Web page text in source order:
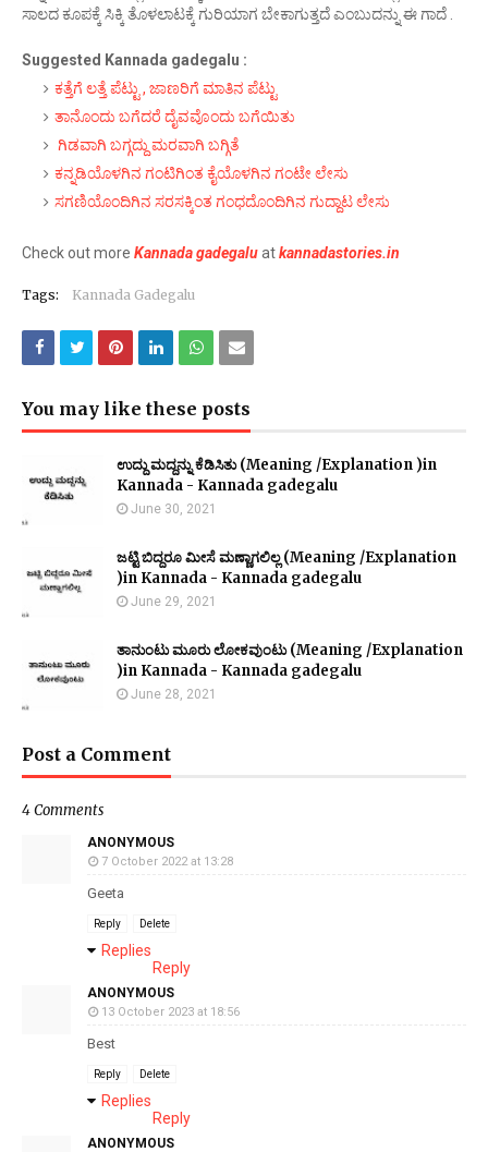
ಸಾಲದ ಕೂಪಕ್ಕೆ ಸಿಕ್ಕಿ ತೊಳಲಾಟಕ್ಕೆ ಗುರಿಯಾಗ ಬೇಕಾಗುತ್ತದೆ ಎಂಬುದನ್ನು ಈ ಗಾದೆ .
Suggested Kannada gadegalu :
ಕತ್ತೆಗೆ ಲತ್ತೆ ಪೆಟ್ಟು , ಜಾಣರಿಗೆ ಮಾತಿನ ಪೆಟ್ಟು
ತಾನೊಂದು ಬಗೆದರೆ ದೈವವೊಂದು ಬಗೆಯಿತು
ಗಿಡವಾಗಿ ಬಗ್ಗದ್ದು ಮರವಾಗಿ ಬಗ್ಗಿತೆ
ಕನ್ನಡಿಯೊಳಗಿನ ಗಂಟಿಗಿಂತ ಕೈಯೊಳಗಿನ ಗಂಟೇ ಲೇಸು
ಸಗಣಿಯೊಂದಿಗಿನ ಸರಸಕ್ಕಿಂತ ಗಂಧದೊಂದಿಗಿನ ಗುದ್ದಾಟ ಲೇಸು
Check out more Kannada gadegaluatkannadastories.in
Tags: Kannada Gadegalu
You may like these posts
ಉದ್ದು ಮದ್ದನ್ನು ಕೆಡಿಸಿತು (Meaning /Explanation )in
Kannada - Kannada gadegalu
June 30, 2021
ಜಟ್ಟಿ ಬಿದ್ದರೂ ಮೀಸೆ ಮಣ್ಣಾಗಲಿಲ್ಲ (Meaning /Explanation
)in Kannada - Kannada gadegalu
June 29, 2021
ತಾನುಂಟು ಮೂರು ಲೋಕವುಂಟು (Meaning /Explanation
)in Kannada - Kannada gadegalu
June 28, 2021
Post a Comment
4 Comments
ANONYMOUS
7 October 2022 at 13:28
Geeta
Reply Delete
Replies
Reply
ANONYMOUS
13 October 2023 at 18:56
Best
Reply Delete
Replies
Reply
ANONYMOUS